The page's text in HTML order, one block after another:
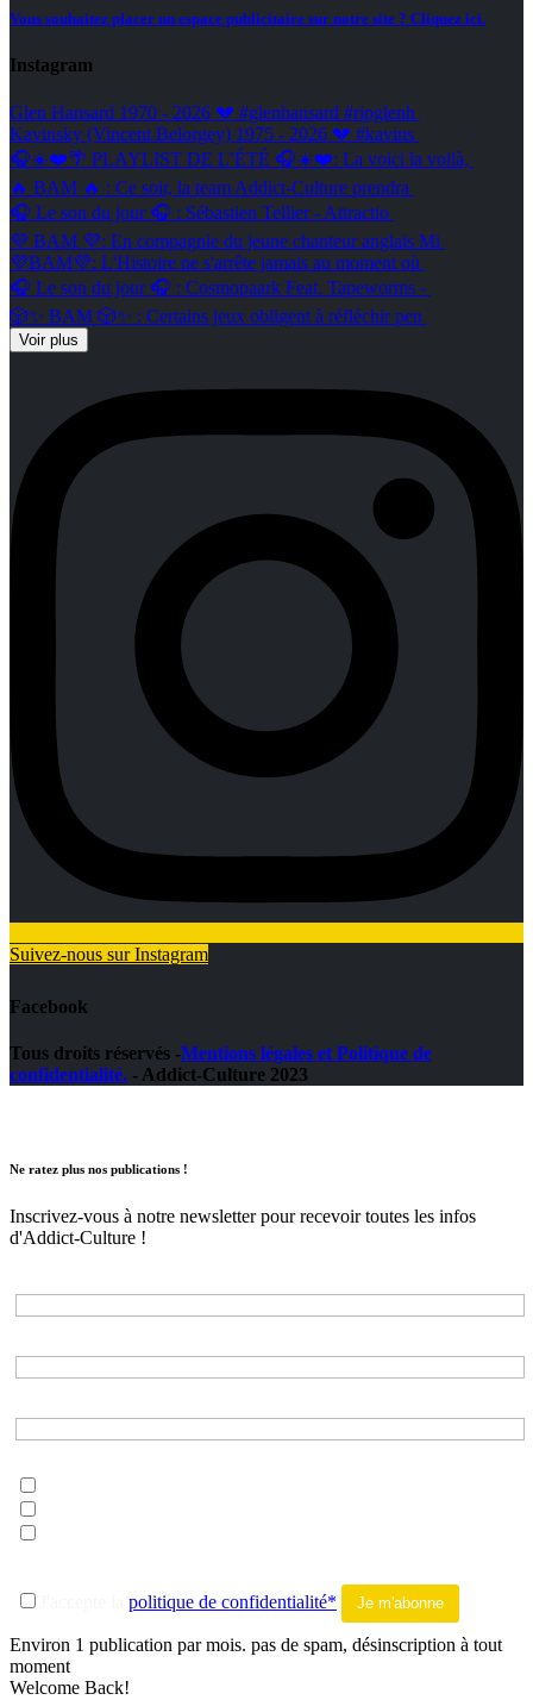
Vous souhaitez placer un espace publicitaire sur notre site ? Cliquez ici.
Instagram
Glen Hansard 1970 - 2026 💔 #glenhansard #ripglenh
Kavinsky (Vincent Belorgey) 1975 - 2026 💔 #kavins
🎧☀️❤️🌴 PLAYLIST DE L’ÉTÉ 🎧☀️❤️: La voici la voilà,
🔥 BAM 🔥 : Ce soir, la team Addict-Culture prendra
🎧 Le son du jour 🎧 : Sébastien Tellier - Attractio
💜 BAM 💜: En compagnie du jeune chanteur anglais Mi
💜BAM💜: L'Histoire ne s'arrête jamais au moment où
🎧 Le son du jour 🎧 : Cosmopaark Feat. Tapeworms -
🎲✨ BAM 🎲✨ : Certains jeux obligent à réfléchir pen
Voir plus
Suivez-nous sur Instagram
Facebook
Tous droits réservés -Mentions légales et Politique de
confidentialité. - Addict-Culture 2023
Ne ratez plus nos publications !
Inscrivez-vous à notre newsletter pour recevoir toutes les infos
d'Addict-Culture !
politique de confidentialité*
Environ 1 publication par mois. pas de spam, désinscription à tout
moment
Welcome Back!